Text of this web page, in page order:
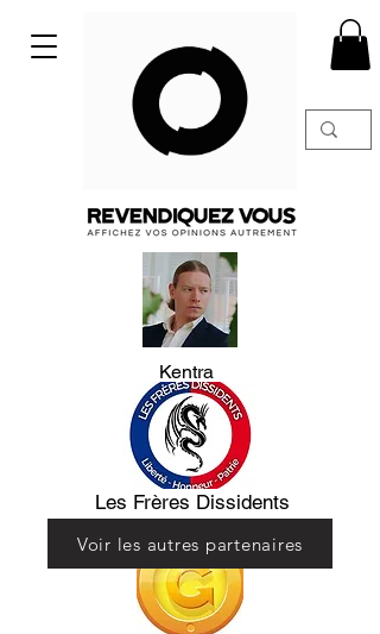
Les Frères Dissidents
Kentra
Voir les autres partenaires